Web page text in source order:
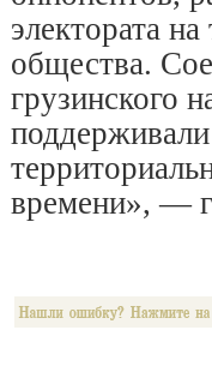
электората
общества.
грузинского
времени», —